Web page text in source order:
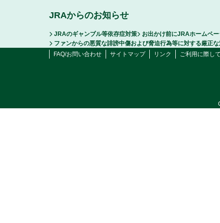
JRAからのお知らせ
JRAのギャンブル等依存症対策
お出かけ前にJRAホームペ
ファンからの悪質な誹謗中傷および脅迫行為等に対する厳正
FAQ/お問い合わせ
サイトマップ リンク ご利用に際し